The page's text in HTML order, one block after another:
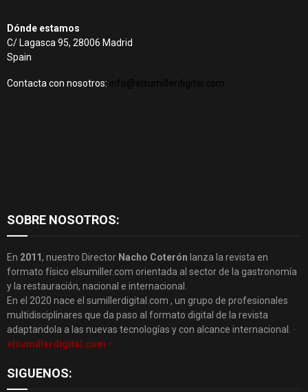
Dónde estamos
C/ Lagasca 95, 28006 Madrid
Spain
Contacta con nosotros: info@elsumillerdigital.com
SOBRE NOSOTROS:
En 2011, nuestro Director Nacho Coterón lanza la revista en
formato físico elsumiller.com orientada al sector de la gastronomía
y la restauración, nacional e internacional.
En el 2020 nace el sumillerdigital.com , un grupo de profesionales
multidisciplinares que da paso al formato digital de la revista
adaptandola a las nuevas tecnologías y con alcance internacional.
-
elsumillerdigital.com -
SIGUENOS: